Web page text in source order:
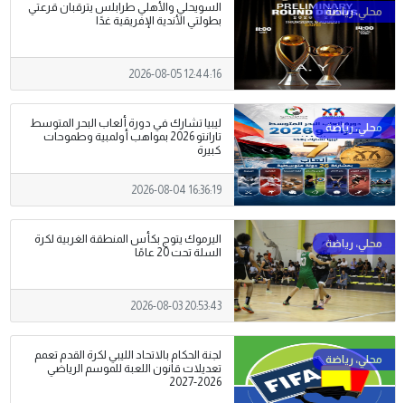
السويحلي والأهلي طرابلس يترقبان قرعتي
بطولتي الأندية الإفريقية غدًا
2026-08-05 12:44:16
ليبيا تشارك في دورة ألعاب البحر المتوسط
تارانتو 2026 بمواهب أولمبية وطموحات
كبيرة
2026-08-04 16:36:19
اليرموك يتوج بكأس المنطقة الغربية لكرة
السلة تحت 20 عامًا
2026-08-03 20:53:43
لجنة الحكام بالاتحاد الليبي لكرة القدم تعمم
تعديلات قانون اللعبة للموسم الرياضي
2026-2027